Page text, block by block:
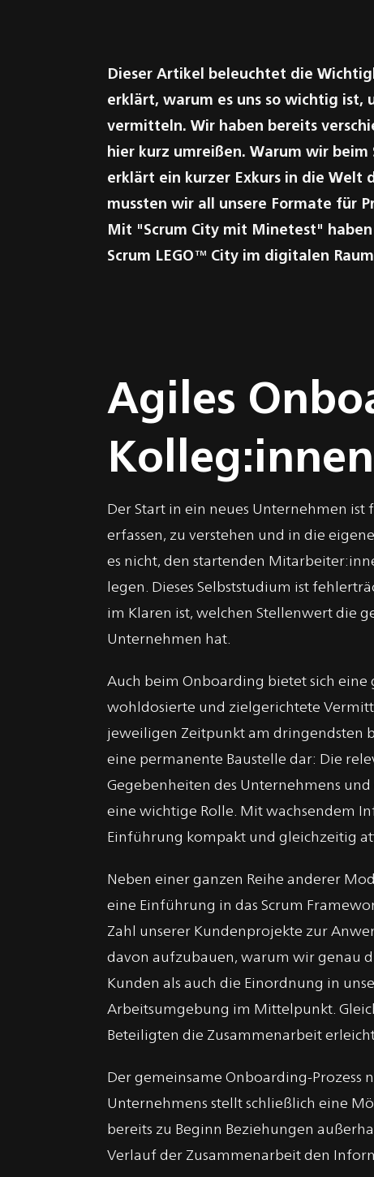
Dieser Artikel beleuchtet die
erklärt, warum es uns so wichtig ist,
vermitteln. Wir haben bereits
hier kurz umreißen. Warum wir
erklärt ein kurzer Exkurs in die Welt
mussten wir all unsere Formate für
Mit "Scrum City mit Minetest"
Scrum LEGO™ City im digitalen
Agiles
Kolleg:innen
Der Start in ein neues Unternehmen ist
erfassen, zu verstehen und in die
es nicht, den startenden
legen. Dieses Selbststudium ist
im Klaren ist, welchen Stellenwert die
Unternehmen hat.
Auch beim Onboarding bietet sich eine
wohldosierte und zielgerichtete
jeweiligen Zeitpunkt am dringendsten
eine permanente Baustelle dar: Die
Gegebenheiten des Unternehmens
eine wichtige Rolle. Mit wachsendem
Einführung kompakt und gleichzeitig
Neben einer ganzen Reihe anderer
eine Einführung in das Scrum
Zahl unserer Kundenprojekte zur
davon aufzubauen, warum wir genau
Kunden als auch die Einordnung in
Arbeitsumgebung im Mittelpunkt.
Beteiligten die Zusammenarbeit
Der gemeinsame Onboarding-Prozess
Unternehmens stellt schließlich eine
bereits zu Beginn Beziehungen
Verlauf der Zusammenarbeit den